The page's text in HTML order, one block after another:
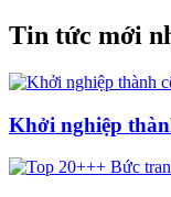
Tin tức mới
Khởi nghiệp